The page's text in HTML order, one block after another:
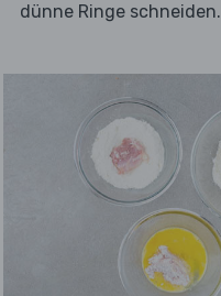
dünne Ringe schneiden.